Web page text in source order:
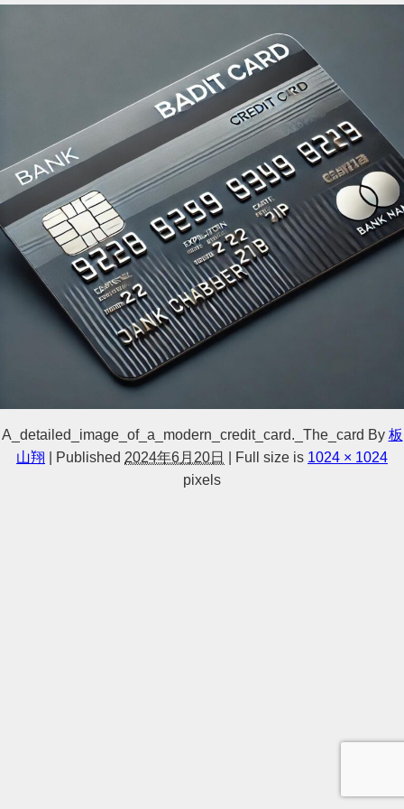
A_detailed_image_of_a_modern_credit_card._The_card By 板
山翔
Published 2024年6月20日 Full size is 1024 × 1024
pixels